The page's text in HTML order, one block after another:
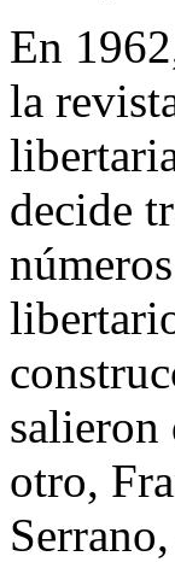
En
la
decide
salieron
otro,